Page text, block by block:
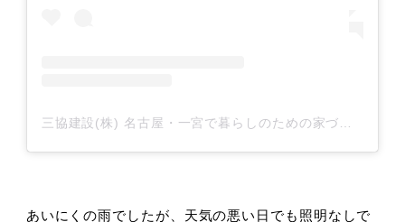
あいにくの雨でしたが、天気の悪い日でも照明なしで